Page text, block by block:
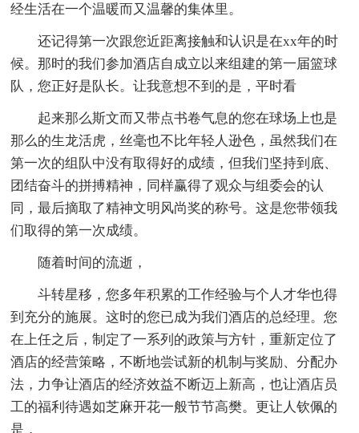
经生活在一个温暖而又温馨的集体里。
还记得第一次跟您近距离接触和认识是在xx年的时
候。那时的我们参加酒店自成立以来组建的第一届篮球
队，您正好是队长。让我意想不到的是，平时看
起来那么斯文而又带点书卷气息的您在球场上也是
那么的生龙活虎，丝毫也不比年轻人逊色，虽然我们在
第一次的组队中没有取得好的成绩，但我们坚持到底、
团结奋斗的拼搏精神，同样赢得了观众与组委会的认
同，最后摘取了精神文明风尚奖的称号。这是您带领我
们取得的第一次成绩。
随着时间的流逝，
斗转星移，您多年积累的工作经验与个人才华也得
到充分的施展。这时的您已成为我们酒店的总经理。您
在上任之后，制定了一系列的政策与方针，重新定位了
酒店的经营策略，不断地尝试新的机制与奖励、分配办
法，力争让酒店的经济效益不断迈上新高，也让酒店员
工的福利待遇如芝麻开花一般节节高樊。更让人钦佩的
是，